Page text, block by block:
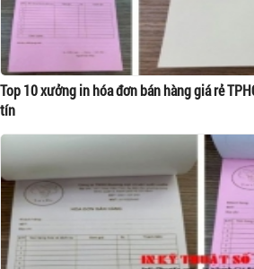
Top 10 xưởng in hóa đơn bán hàng giá rẻ
tín